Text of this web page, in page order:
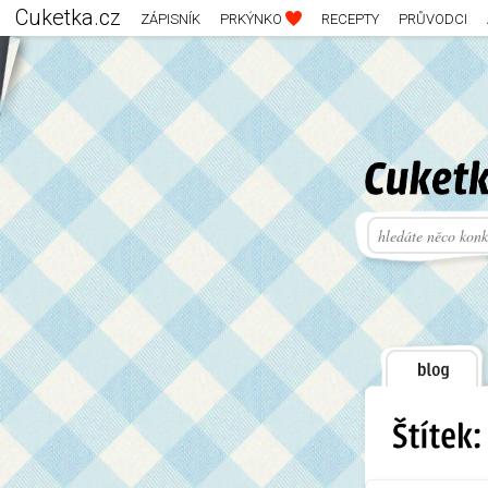
Cuketka.cz ZÁPISNÍK PRKÝNKO RECEPTY PRŮVODCI